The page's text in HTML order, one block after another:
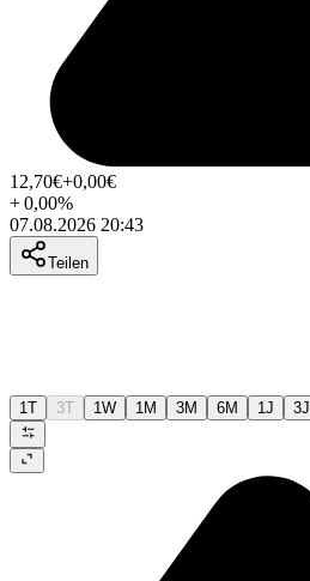
12,70€+0,00€
+0,00%
07.08.2026 20:43
Teilen
1T 3T 1W 1M 3M 6M 1J 3J